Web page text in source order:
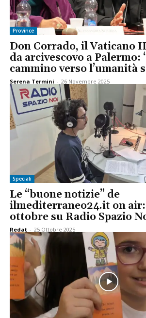
Province
Don Corrado, il Vaticano
da arcivescovo a Palermo:
cammino verso l’umanità
Serena Termini - 26 Novembre 2025
Speciali
Le “buone notizie” de
ilmediterraneo24.it on air:
ottobre su Radio Spazio
Redat - 25 Ottobre 2025